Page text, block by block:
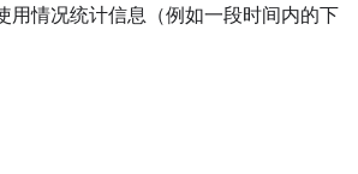
用情况统计信息（例如一段时间内的下